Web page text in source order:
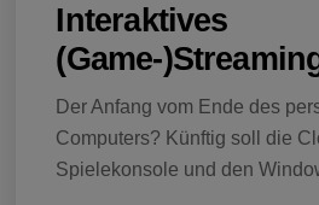
Interaktives
(Game-
Der Anfang vom Ende des
Computers? Künftig soll die
Spielekonsole und den